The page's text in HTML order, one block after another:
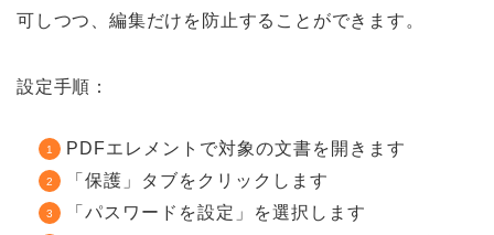
可しつつ、編集だけを防止することができます。
設定手順：
PDFエレメントで対象の文書を開きます
「保護」タブをクリックします
「パスワードを設定」を選択します